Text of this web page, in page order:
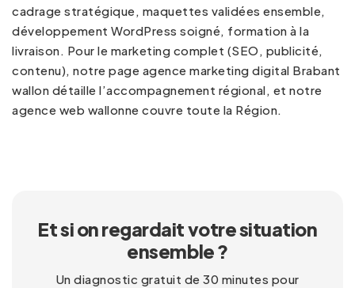
cadrage stratégique, maquettes validées ensemble,
développement WordPress soigné, formation à la
livraison. Pour le marketing complet (SEO, publicité,
contenu), notre page agence marketing digital Brabant
wallon détaille l’accompagnement régional, et notre
agence web wallonne couvre toute la Région.
Et si on regardait votre situation
ensemble ?
Un diagnostic gratuit de 30 minutes pour